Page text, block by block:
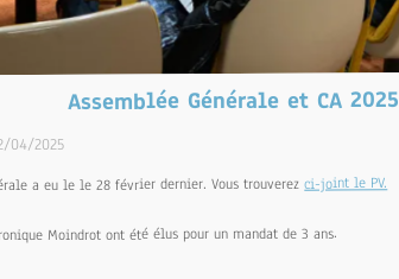
Assemblée Générale et CA 2025
04/2025
a eu le le 28 février dernier. Vous trouverezci-joint le PV.
Moindrot ont été élus pour un mandat de 3 ans.